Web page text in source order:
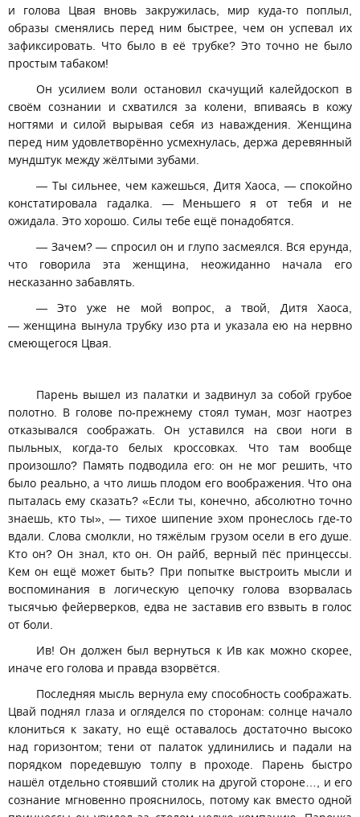
и голова Цвая вновь закружилась, мир куда-то поплыл,
образы сменялись перед ним быстрее, чем он успевал их
зафиксировать. Что было в её трубке? Это точно не было
простым табаком!
Он усилием воли остановил скачущий калейдоскоп в
своём сознании и схватился за колени, впиваясь в кожу
ногтями и силой вырывая себя из наваждения. Женщина
перед ним удовлетворённо усмехнулась, держа деревянный
мундштук между жёлтыми зубами.
— Ты сильнее, чем кажешься, Дитя Хаоса, — спокойно
констатировала гадалка. — Меньшего я от тебя и не
ожидала. Это хорошо. Силы тебе ещё понадобятся.
— Зачем? — спросил он и глупо засмеялся. Вся ерунда,
что говорила эта женщина, неожиданно начала его
несказанно забавлять.
— Это уже не мой вопрос, а твой, Дитя Хаоса,
— женщина вынула трубку изо рта и указала ею на нервно
смеющегося Цвая.
Парень вышел из палатки и задвинул за собой грубое
полотно. В голове по-прежнему стоял туман, мозг наотрез
отказывался соображать. Он уставился на свои ноги в
пыльных, когда-то белых кроссовках. Что там вообще
произошло? Память подводила его: он не мог решить, что
было реально, а что лишь плодом его воображения. Что она
пыталась ему сказать? «Если ты, конечно, абсолютно точно
знаешь, кто ты», — тихое шипение эхом пронеслось где-то
вдали. Слова смолкли, но тяжёлым грузом осели в его душе.
Кто он? Он знал, кто он. Он райб, верный пёс принцессы.
Кем он ещё может быть? При попытке выстроить мысли и
воспоминания в логическую цепочку голова взорвалась
тысячью фейерверков, едва не заставив его взвыть в голос
от боли.
Ив! Он должен был вернуться к Ив как можно скорее,
иначе его голова и правда взорвётся.
Последняя мысль вернула ему способность соображать.
Цвай поднял глаза и огляделся по сторонам: солнце начало
клониться к закату, но ещё оставалось достаточно высоко
над горизонтом; тени от палаток удлинились и падали на
порядком поредевшую толпу в проходе. Парень быстро
нашёл отдельно стоявший столик на другой стороне…, и его
сознание мгновенно прояснилось, потому как вместо одной